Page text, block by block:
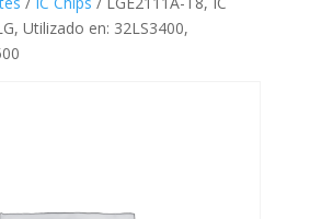
Utilizado en: 32LS3400,